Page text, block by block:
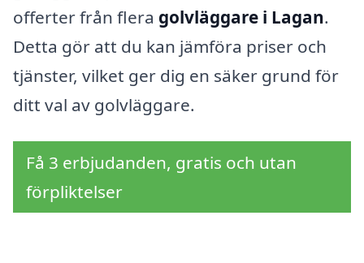
offerter från flera golvläggare i Lagan.
Detta gör att du kan jämföra priser och
tjänster, vilket ger dig en säker grund för
ditt val av golvläggare.
Få 3 erbjudanden, gratis och utan
förpliktelser